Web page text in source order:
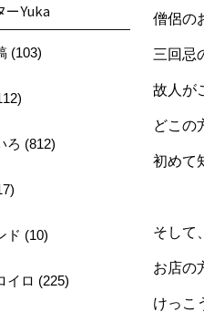
僧侶の
三回忌
故人が
どこの
初めて
そして
お店の
けっこ
ーYuka
(103)
ろ (812)
ド (10)
イロ (225)